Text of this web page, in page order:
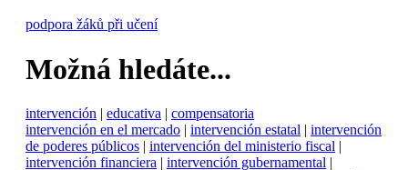
podpora žáků při učení
Možná hledáte...
intervención | educativa | compensatoria
intervención en el mercado | intervención estatal | intervención
de poderes públicos | intervención del ministerio fiscal |
intervención financiera | intervención gubernamental |